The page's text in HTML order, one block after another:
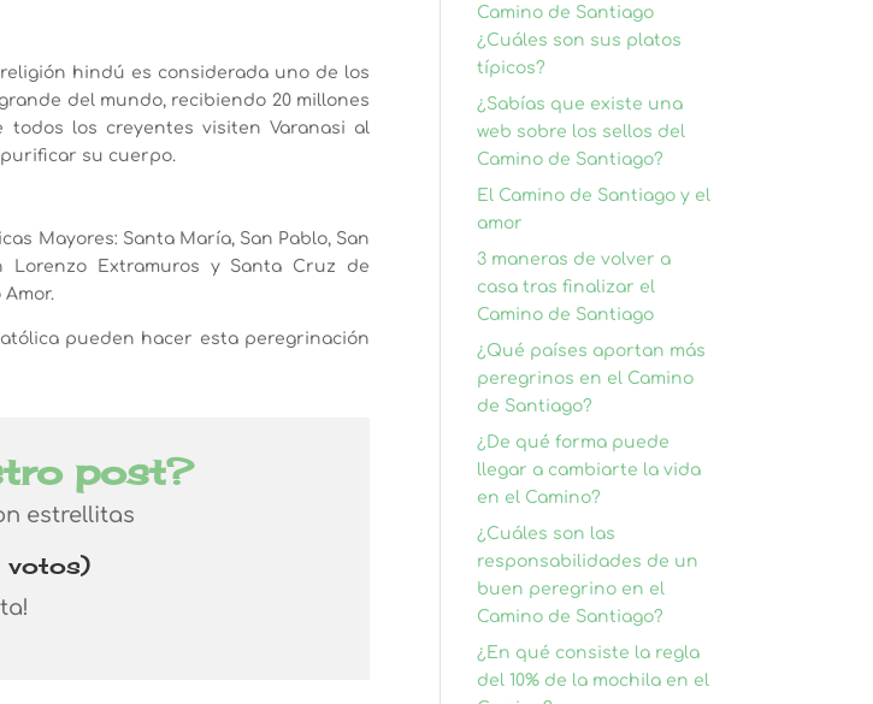
hindú es considerada uno de los
del mundo, recibiendo 20 millones
los creyentes visiten Varanasi al
su cuerpo.
Mayores: Santa María, San Pablo, San
Lorenzo Extramuros y Santa Cruz de
pueden hacer esta peregrinación
post?
estrellitas
Camino de Santiago
¿Cuáles son sus platos
típicos?
¿Sabías que existe una
web sobre los sellos del
Camino de Santiago?
El Camino de Santiago y el
amor
3 maneras de volver a
casa tras finalizar el
Camino de Santiago
¿Qué países aportan más
peregrinos en el Camino
de Santiago?
¿De qué forma puede
llegar a cambiarte la vida
en el Camino?
¿Cuáles son las
responsabilidades de un
buen peregrino en el
Camino de Santiago?
¿En qué consiste la regla
del 10% de la mochila en el